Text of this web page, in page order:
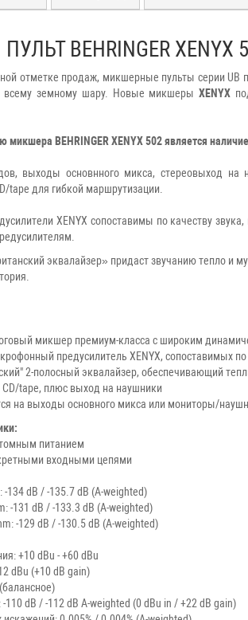
BEHRINGER XENYX
отметке продаж, микшерные пульты серии UB
всему земному шару. Новые микшерыXENYX
микшера BEHRINGER XENYX 502 является
выходы основнного микса, стереовыход на
tape для гибкой маршрутизации.
XENYX сопоставимы по качеству
эквалайзер» придаст звучанию тепло и
микшер премиум-класса c широким
предусилитель XENYX, сопоставимых
2-полосный эквалайзер, обеспечивающий
tape, плюс выход на наушники
на выходы основного микса или мониторы/
питанием
входными цепями
-134 dB / -135.7 dB (A-weighted)
-131 dB / -133.3 dB (A-weighted)
-129 dB / -130.5 dB (A-weighted)
+10 dBu - +60 dBu
dBu (+10 dB gain)
dB / -112 dB A-weighted (0 dBu in / +22 dB gain)